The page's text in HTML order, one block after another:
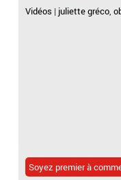
Vidéos | juliette gréco,
Soyez premier à